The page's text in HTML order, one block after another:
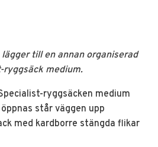
till en annan organiserad
medium.
ryggsäcken medium
står väggen upp
med kardborre stängda flikar